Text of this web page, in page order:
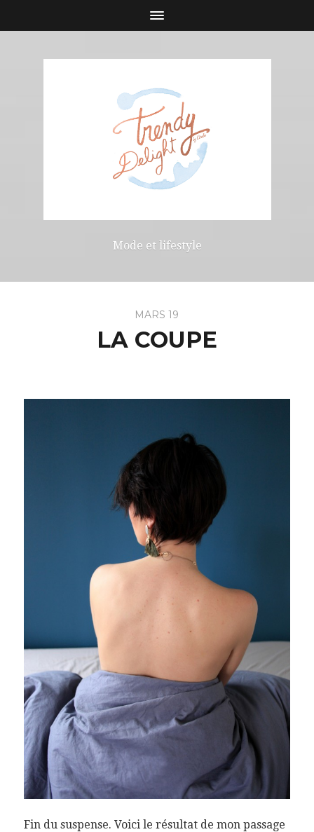
Mode et lifestyle
MARS 19
LA COUPE
Fin du suspense. Voici le résultat de mon passage